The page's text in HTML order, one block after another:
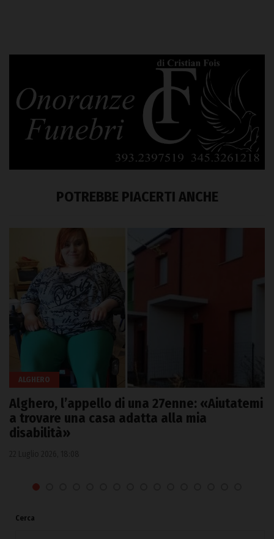
POTREBBE PIACERTI ANCHE
ALGHERO
Alghero, l’appello di una 27enne: «Aiutatemi
a trovare una casa adatta alla mia
disabilità»
Cerca